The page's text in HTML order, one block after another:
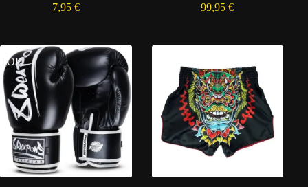
7,95 € 99,95€
TOP